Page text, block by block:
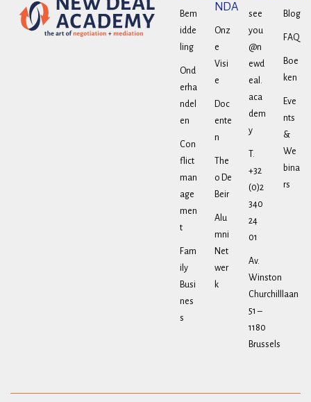
Bem
idde
ling
Ond
erha
ndel
en
Con
flict
man
age
men
t
Fam
ily
Busi
nes
s
NDA
Onz
e
Visi
e
Doc
ente
n
The
o De
Beir
Alu
mni
Net
wer
k
see
you
@n
ewd
eal.
aca
dem
y
T.
+32
(0)2
340
24
01
Av.
Winston
Churchilllaan
51 –
1180
Brussels
Blog
FAQ
Boe
ken
Eve
nts
&
We
bina
rs